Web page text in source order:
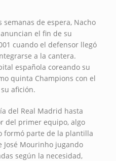
semanas de espera, Nacho
el fin de su
cuando el defensor llegó
a la cantera.
española coreando su
quinta Champions con el
afición.
del Real Madrid hasta
del primer equipo, algo
formó parte de la plantilla
José Mourinho jugando
según la necesidad,